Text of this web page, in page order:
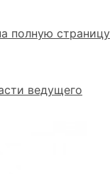
полную страницу
ведущего